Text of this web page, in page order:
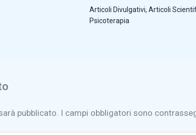
Articoli Divulgativi, Articoli
Psicoterapia
pubblicato. I campi obbligatori sono